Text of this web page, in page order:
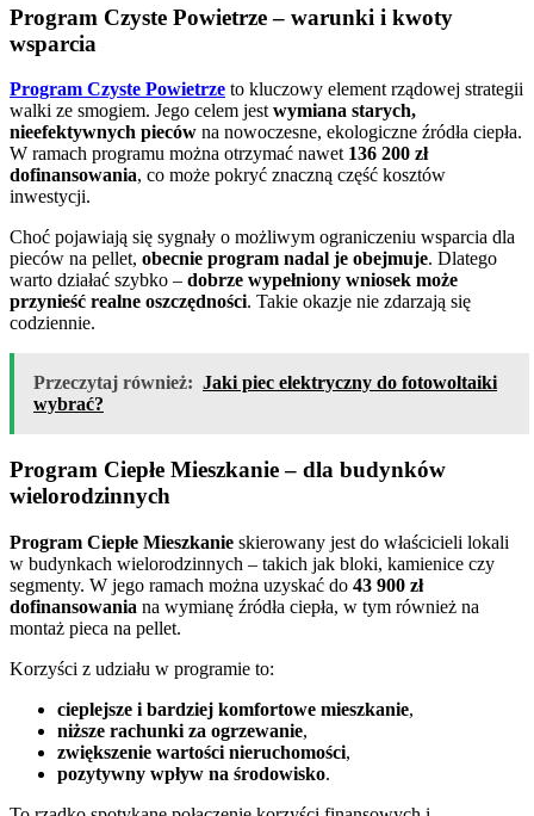
Program Czyste Powietrze – warunki i kwoty
wsparcia
Program Czyste Powietrze to kluczowy element rządowej strategii
walki ze smogiem. Jego celem jest wymiana starych,
nieefektywnych pieców na nowoczesne, ekologiczne źródła ciepła.
W ramach programu można otrzymać nawet 136 200 zł
dofinansowania, co może pokryć znaczną część kosztów
inwestycji.
Choć pojawiają się sygnały o możliwym ograniczeniu wsparcia dla
pieców na pellet, obecnie program nadal je obejmuje. Dlatego
warto działać szybko – dobrze wypełniony wniosek może
przynieść realne oszczędności. Takie okazje nie zdarzają się
codziennie.
Przeczytaj również: Jaki piec elektryczny do fotowoltaiki
wybrać?
Program Ciepłe Mieszkanie – dla budynków
wielorodzinnych
Program Ciepłe Mieszkanie skierowany jest do właścicieli lokali
w budynkach wielorodzinnych – takich jak bloki, kamienice czy
segmenty. W jego ramach można uzyskać do 43 900 zł
dofinansowania na wymianę źródła ciepła, w tym również na
montaż pieca na pellet.
Korzyści z udziału w programie to:
cieplejsze i bardziej komfortowe mieszkanie,
niższe rachunki za ogrzewanie,
zwiększenie wartości nieruchomości,
pozytywny wpływ na środowisko.